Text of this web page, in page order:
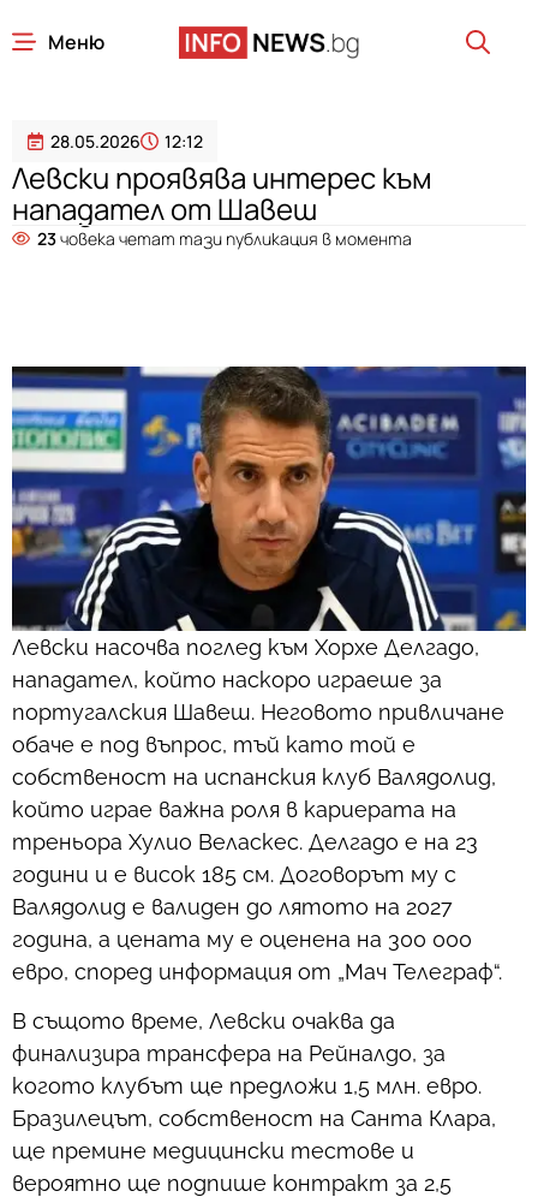
Меню
28.05.2026 12:12
Левски проявява интерес към
нападател от Шавеш
23човека четат тази публикация в момента
Левски насочва поглед към Хорхе Делгадо,
нападател, който наскоро играеше за
португалския Шавеш. Неговото привличане
обаче е под въпрос, тъй като той е
собственост на испанския клуб Валядолид,
който играе важна роля в кариерата на
треньора Хулио Веласкес. Делгадо е на 23
години и е висок 185 см. Договорът му с
Валядолид е валиден до лятото на 2027
година, а цената му е оценена на 300 000
евро, според информация от „Мач Телеграф“.
В същото време, Левски очаква да
финализира трансфера на Рейналдо, за
когото клубът ще предложи 1,5 млн. евро.
Бразилецът, собственост на Санта Клара,
ще премине медицински тестове и
вероятно ще подпише контракт за 2,5